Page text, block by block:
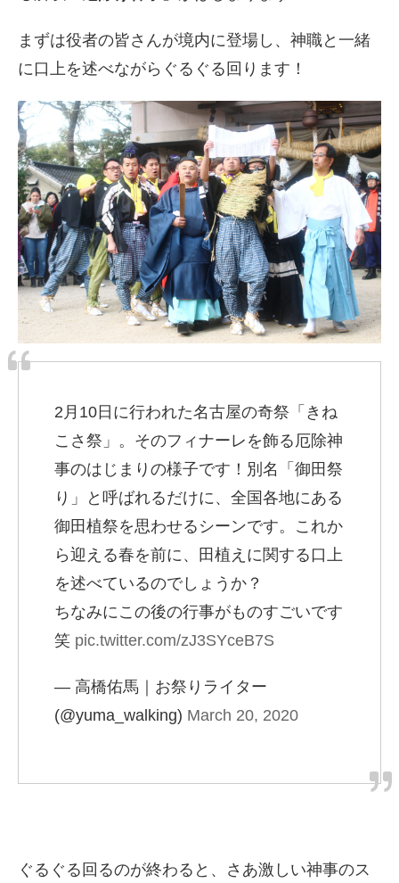
まずは役者の皆さんが境内に登場し、神職と一緒
に口上を述べながらぐるぐる回ります！
2月10日に行われた名古屋の奇祭「きね
こさ祭」。そのフィナーレを飾る厄除神
事のはじまりの様子です！別名「御田祭
り」と呼ばれるだけに、全国各地にある
御田植祭を思わせるシーンです。これか
ら迎える春を前に、田植えに関する口上
を述べているのでしょうか？
ちなみにこの後の行事がものすごいです
笑 pic.twitter.com/zJ3SYceB7S
— 高橋佑馬｜お祭りライター
(@yuma_walking) March 20, 2020
ぐるぐる回るのが終わると、さあ激しい神事のス